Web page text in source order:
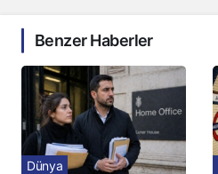
Benzer Haberler
Dünya